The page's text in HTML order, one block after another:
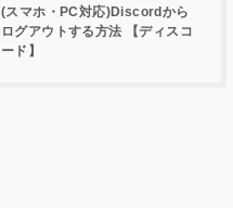
(スマホ・PC対応)Discordから
ログアウトする方法 【ディスコ
ード】